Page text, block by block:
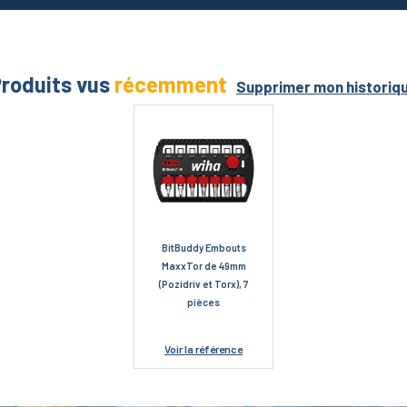
vus récemment Supprimer mon
BitBuddy Embouts
MaxxTor de 49mm
(Pozidriv et Torx), 7
pièces
Voirla référence